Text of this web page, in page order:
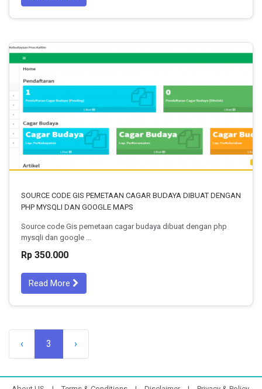
SOURCE CODE GIS PEMETAAN CAGAR BUDAYA DIBUAT DENGAN
PHP MYSQLI DAN GOOGLE MAPS
Source code Gis pemetaan cagar budaya dibuat dengan php
mysqli dan google ...
Rp 350.000
Read More
‹ 3 ›